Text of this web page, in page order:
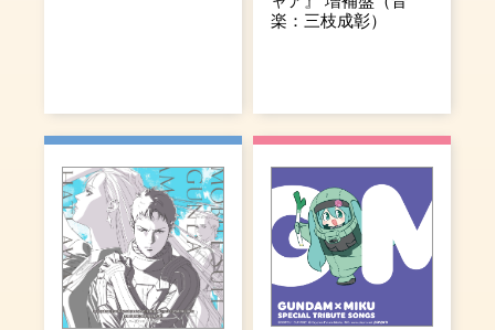
楽：三枝成彰）